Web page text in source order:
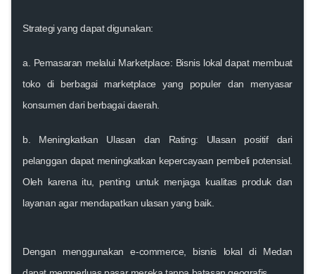
Strategi yang dapat digunakan:
a. Pemasaran melalui Marketplace: Bisnis lokal dapat membuat
toko di berbagai marketplace yang populer dan menyasar
konsumen dari berbagai daerah.
b. Meningkatkan Ulasan dan Rating: Ulasan positif dari
pelanggan dapat meningkatkan kepercayaan pembeli potensial.
Oleh karena itu, penting untuk menjaga kualitas produk dan
layanan agar mendapatkan ulasan yang baik.
Dengan menggunakan e-commerce, bisnis lokal di Medan